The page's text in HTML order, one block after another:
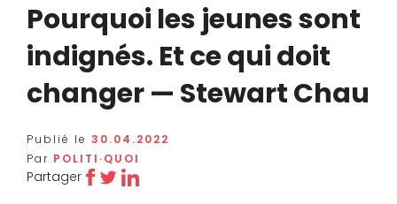
Pourquoi les jeunes sont
indignés. Et ce qui doit
changer — Stewart Chau
Publié le 30.04.2022
Par POLITI·QUOI
Partager